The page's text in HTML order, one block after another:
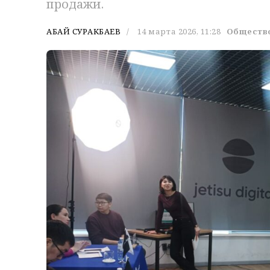
продажи.
АБАЙ СУРАКБАЕВ 14 марта 2026, 11:28